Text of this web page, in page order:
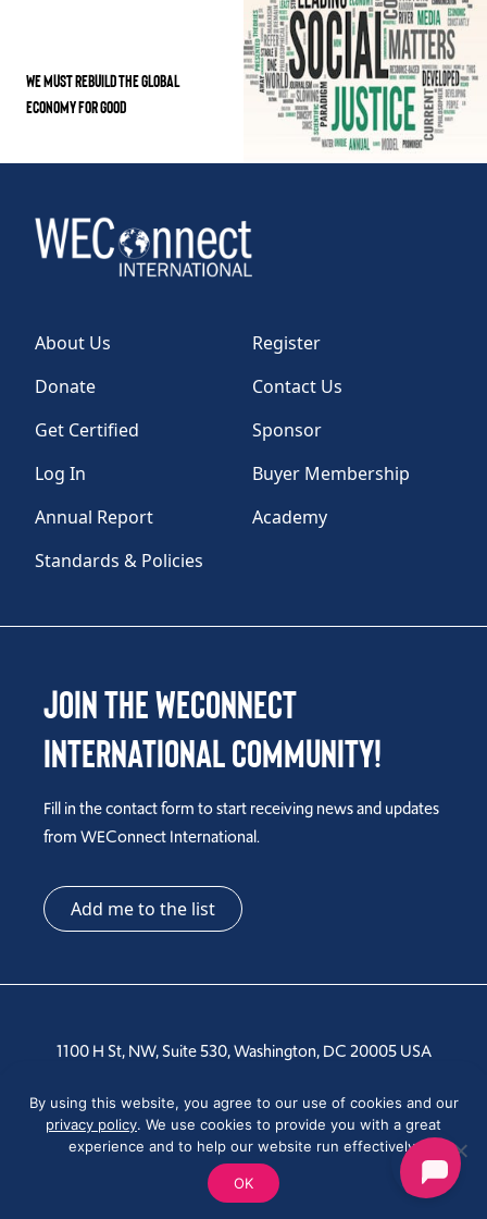
WE MUST REBUILD THE GLOBAL
ECONOMY FOR GOOD
About Us
Register
Donate
Contact Us
Get Certified
Sponsor
Log In
Buyer Membership
Annual Report
Academy
Standards & Policies
Join the WEConnect
International Community!
Fill in the contact form to start receiving news and updates
from WEConnect International.
Add me to the list
1100 H St, NW, Suite 530, Washington, DC 20005 USA
Tel: +1 202-810-6000
By using this website, you agree to our use of cookies and our
privacy policy. We use cookies to provide you with a great
experience and to help our website run effectively.
OK